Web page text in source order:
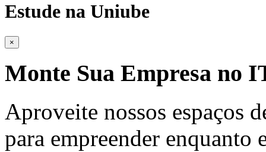
Estude na Uniube
×
Monte Sua Empresa no
Aproveite nossos espaços
para empreender enquanto